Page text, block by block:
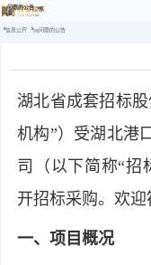
pg问鼎的公告 -pg
问鼎
信息公开 pg问鼎的公告
湖北省成套招标
机构”）受湖北港
司（以下简称“招
开招标采购。欢迎
一、项目概况